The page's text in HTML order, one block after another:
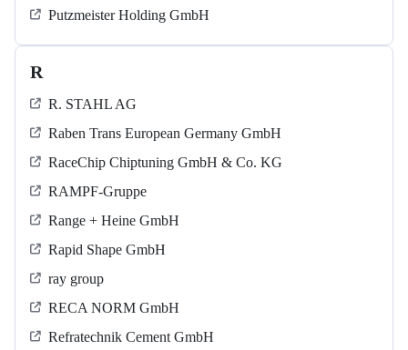
Putzmeister Holding GmbH
R
R. STAHL AG
Raben Trans European Germany GmbH
RaceChip Chiptuning GmbH & Co. KG
RAMPF-Gruppe
Range + Heine GmbH
Rapid Shape GmbH
ray group
RECA NORM GmbH
Refratechnik Cement GmbH